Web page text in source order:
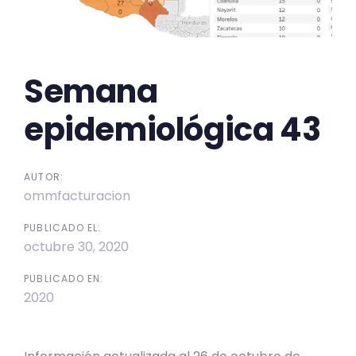
Semana
epidemiológica 43
AUTOR:
ommfacturacion
PUBLICADO EL:
octubre 30, 2020
PUBLICADO EN:
2020